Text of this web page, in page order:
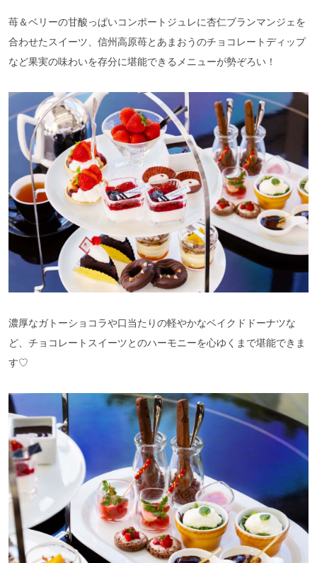
苺＆ベリーの甘酸っぱいコンポートジュレに杏仁ブランマンジェを
合わせたスイーツ、信州高原苺とあまおうのチョコレートディップ
など果実の味わいを存分に堪能できるメニューが勢ぞろい！
濃厚なガトーショコラや口当たりの軽やかなベイクドドーナツな
ど、チョコレートスイーツとのハーモニーを心ゆくまで堪能できま
す♡